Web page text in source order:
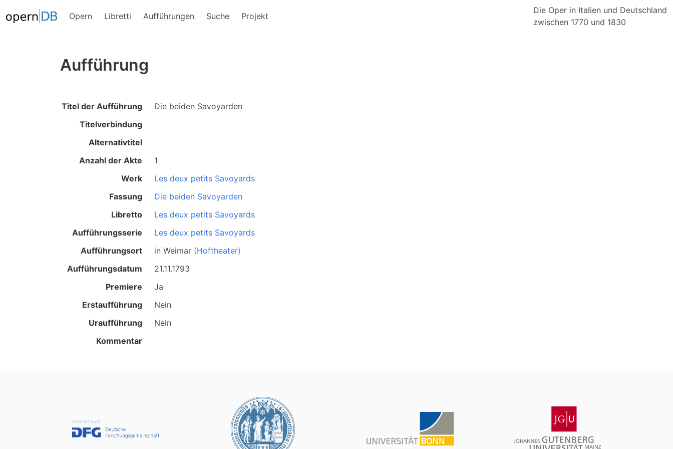
Opern Libretti Aufführungen Suche Projekt
Die Oper in Italien und Deutschland
zwischen 1770 und 1830
Aufführung
Titel der Aufführung
Die beiden Savoyarden
Titelverbindung
Alternativtitel
Anzahl der Akte
1
Werk
Les deux petits Savoyards
Fassung
Die beiden Savoyarden
Libretto
Les deux petits Savoyards
Aufführungsserie
Les deux petits Savoyards
Aufführungsort
in Weimar (Hoftheater)
Aufführungsdatum
21.11.1793
Premiere
Ja
Erstaufführung
Nein
Uraufführung
Nein
Kommentar